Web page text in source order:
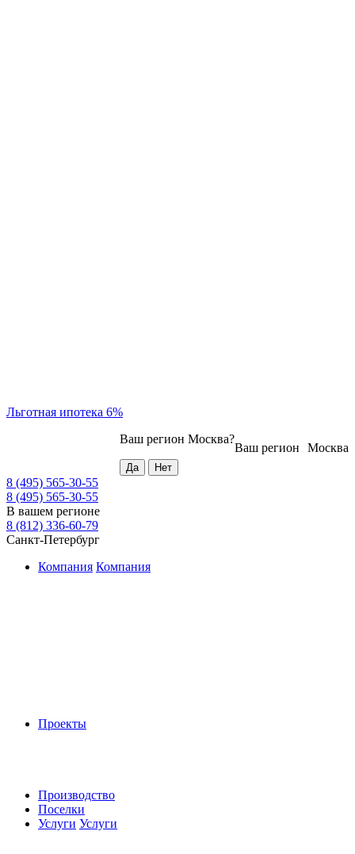
Льготная ипотека 6%
Москва
Ваш регион
Ваш регион Москва?
8 (495) 565-30-55
8 (495) 565-30-55
В вашем регионе
8 (812) 336-60-79
Санкт-Петербург
Компания Компания
Проекты
Производство
Поселки
Услуги Услуги